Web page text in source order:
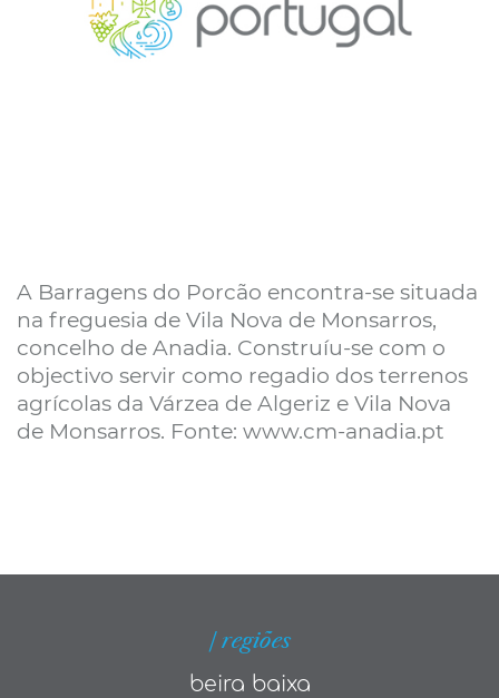
A Barragens do Porcão encontra-se situada
na freguesia de Vila Nova de Monsarros,
concelho de Anadia. Construíu-se com o
objectivo servir como regadio dos terrenos
agrícolas da Várzea de Algeriz e Vila Nova
de Monsarros. Fonte: www.cm-anadia.pt
| regiões
beira baixa